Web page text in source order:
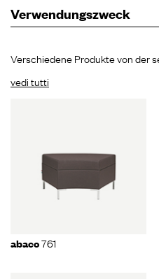
Verwendungszweck
Verschiedene Produkte von der
vedi tutti
abaco761